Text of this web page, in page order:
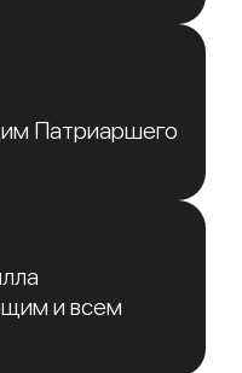
Патриаршего
и всем